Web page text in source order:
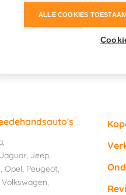
,
Jaguar, Jeep,
, Opel, Peugeot,
Volkswagen,
ALLE COOKIES TOESTAAN